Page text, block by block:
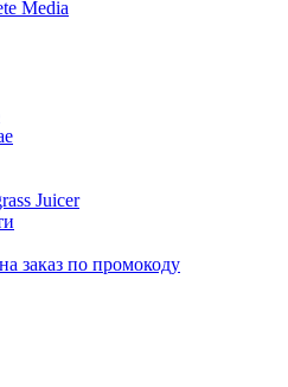
Media
Juicer
заказ по промокоду